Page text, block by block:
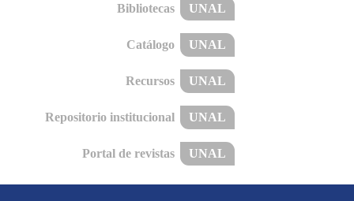
Bibliotecas UNAL
Catálogo UNAL
Recursos UNAL
Repositorio institucional UNAL
Portal de revistas UNAL